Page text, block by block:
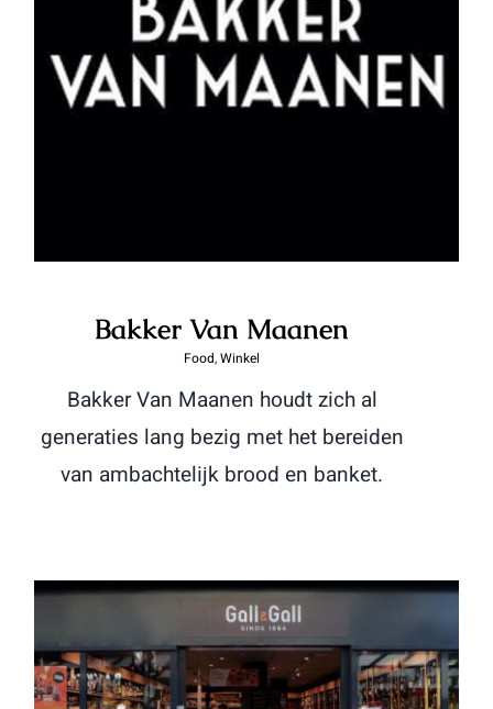
Bakker Van Maanen
Bakker Van Maanen
Food,Winkel
Bakker Van Maanen houdt zich al
generaties lang bezig met het bereiden
van ambachtelijk brood en banket.